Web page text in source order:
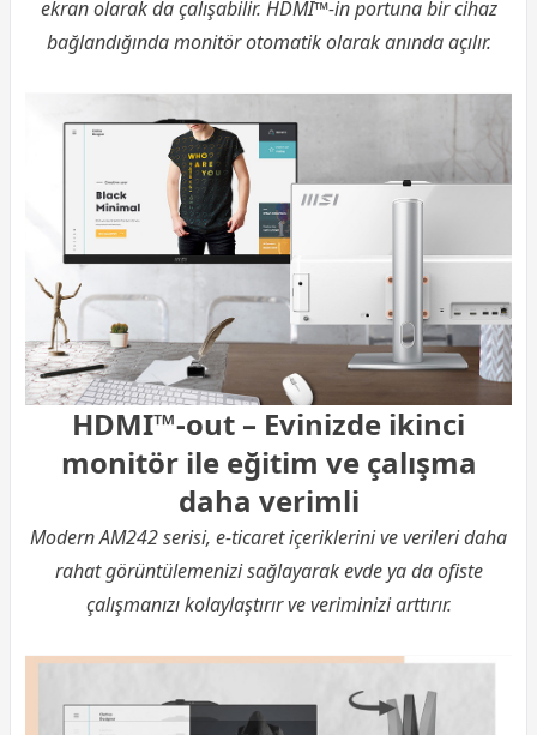
ekran olarak da çalışabilir. HDMI™-in portuna bir cihaz
bağlandığında monitör otomatik olarak anında açılır.
HDMI™-out – Evinizde ikinci
monitör ile eğitim ve çalışma
daha verimli
Modern AM242 serisi, e-ticaret içeriklerini ve verileri daha
rahat görüntülemenizi sağlayarak evde ya da ofiste
çalışmanızı kolaylaştırır ve veriminizi arttırır.